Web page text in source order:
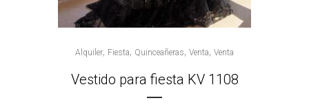
Alquiler, Fiesta, Quinceañeras, Venta, Venta
Vestido para fiesta KV 1108